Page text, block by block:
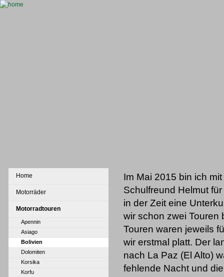
Home
Motorräder
Motorradtouren
Apennin
Asiago
Bolivien
Dolomiten
Korsika
Korfu
Im Mai 2015 bin ich
Schulfreund Helmut
in der Zeit eine
wir schon zwei Touren
Touren waren jeweils
wir erstmal platt. Der
nach La Paz (El Alto)
fehlende Nacht und